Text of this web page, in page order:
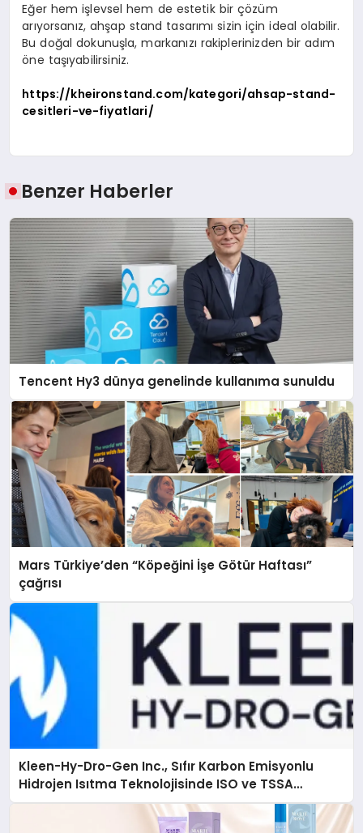
Eğer hem işlevsel hem de estetik bir çözüm
arıyorsanız, ahşap stand tasarımı sizin için ideal olabilir.
Bu doğal dokunuşla, markanızı rakiplerinizden bir adım
öne taşıyabilirsiniz.
https://kheironstand.com/kategori/ahsap-stand-
cesitleri-ve-fiyatlari/
Benzer Haberler
Tencent Hy3 dünya genelinde kullanıma sunuldu
Mars Türkiye’den “Köpeğini İşe Götür Haftası”
çağrısı
Kleen-Hy-Dro-Gen Inc., Sıfır Karbon Emisyonlu
Hidrojen Isıtma Teknolojisinde ISO ve TSSA
Düzenleyici Onaylarını Aldı